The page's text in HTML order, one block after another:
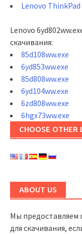
Lenovo ThinkPad
Lenovo
скачивания:
85d108ww.exe
6yd853ww.exe
85d808ww.exe
6yd104ww.exe
6zd808ww.exe
6hgx73ww.exe
CHOOSE OTHER
ABOUT US
Мы предоставляем
для скачивания,